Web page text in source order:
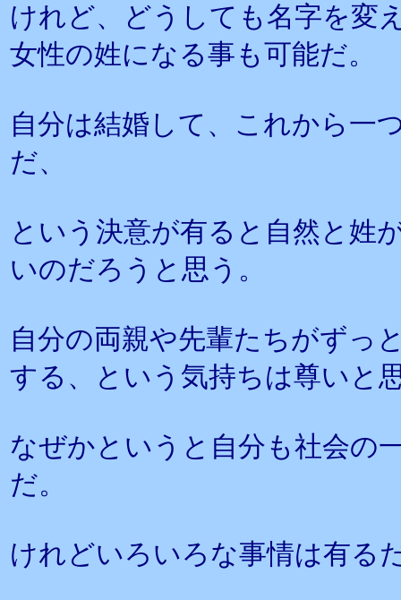
けれど、どうしても名字を変
女性の姓になる事も可能だ。
自分は結婚して、これから一
だ、
という決意が有ると自然と姓
いのだろうと思う。
自分の両親や先輩たちがずっ
する、という気持ちは尊いと
なぜかというと自分も社会の
だ。
けれどいろいろな事情は有る